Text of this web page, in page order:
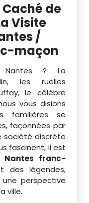
de
Visite
/
maçon
Nantes ? La
les ruelles
le célèbre
vous disions
familières se
façonnées par
société discrète
fascinent, il est
Nantes franc-
des légendes,
perspective
ville.